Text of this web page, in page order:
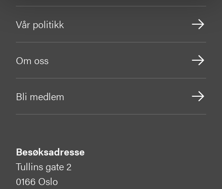
Vår politikk
Om oss
Bli medlem
Besøksadresse
Tullins gate 2
0166 Oslo